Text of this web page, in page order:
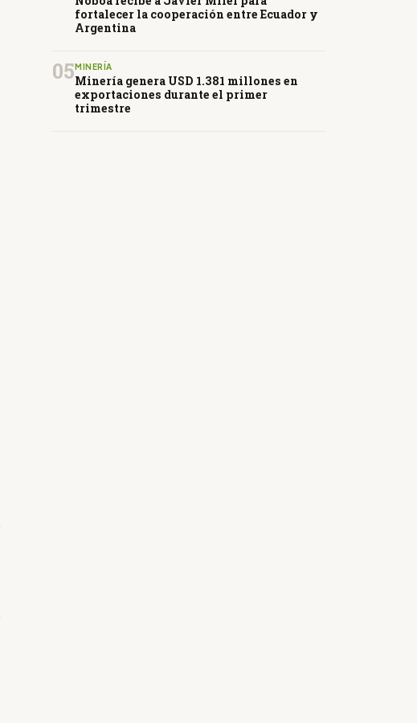
fortalecer la cooperación entre Ecuador y
Argentina
05 MINERÍA
Minería genera USD 1.381 millones en
exportaciones durante el primer
trimestre